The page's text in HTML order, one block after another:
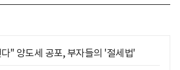
" 양도세 공포, 부자들의 '절세법'